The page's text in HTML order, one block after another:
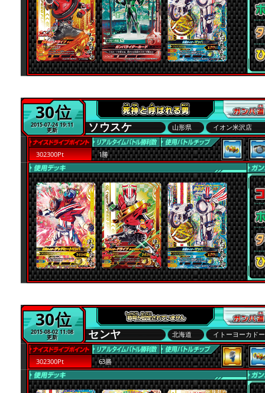
30位
2015-07-24 19:11
更新 ソウスケ 山形県 イオン米沢店
302300Pt 1勝
30位
2015-08-02 11:08
更新 センヤ 北海道 イトーヨーカド
302300Pt 63勝